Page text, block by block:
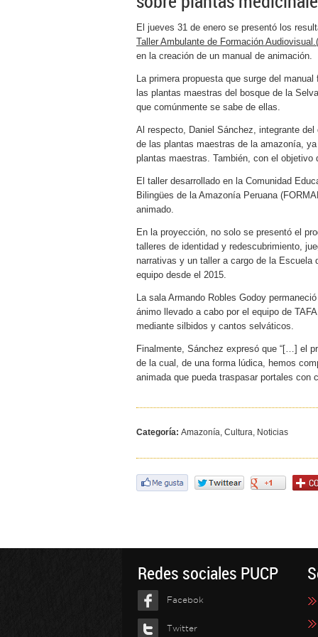
El jueves 31 de enero se presentó los
Taller Ambulante de Formación
en la creación de un manual de animación.
La primera propuesta que surge del manual
las plantas maestras del bosque de la
que comúnmente se sabe de ellas.
Al respecto, Daniel Sánchez, integrante del
de las plantas maestras de la amazonía,
plantas maestras. También, con el objetivo
El taller desarrollado en la Comunidad
Bilingües de la Amazonía Peruana
animado.
En la proyección, no solo se presentó el
talleres de identidad y redescubrimiento,
narrativas y un taller a cargo de la Escuela
equipo desde el 2015.
La sala Armando Robles Godoy
ánimo llevado a cabo por el equipo de
mediante silbidos y cantos selváticos.
Finalmente, Sánchez expresó que “[…] el
de la cual, de una forma lúdica, hemos
animada que pueda traspasar portales con
Categoría: Amazonía, Cultura, Noticias
Redes sociales PUCP
Facebok
Twitter